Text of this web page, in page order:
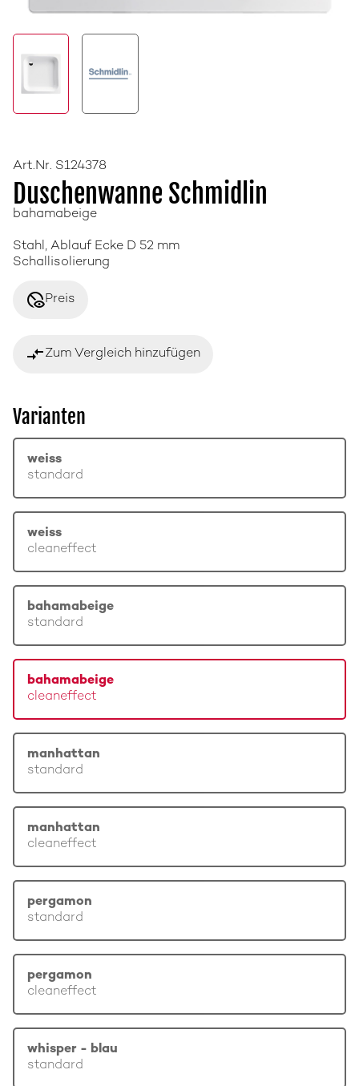
Art.Nr. S124378
Duschenwanne Schmidlin
bahamabeige
Stahl, Ablauf Ecke D 52 mm
Schallisolierung
disabled_visiblePreis
compare_arrowsZum Vergleich hinzufügen
Varianten
weiss
standard
weiss
cleaneffect
bahamabeige
standard
bahamabeige
cleaneffect
manhattan
standard
manhattan
cleaneffect
pergamon
standard
pergamon
cleaneffect
whisper - blau
standard